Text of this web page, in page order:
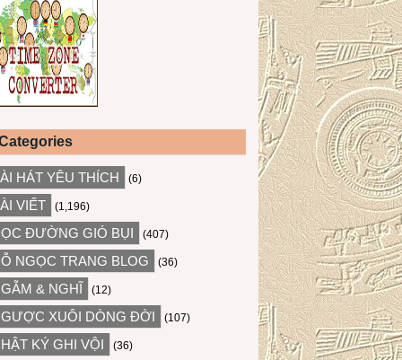
HÁT YÊU THÍCH (6)
VIẾT (1,196)
ĐƯỜNG GIÓ BỤI (407)
NGỌC TRANG BLOG (36)
& NGHĨ (12)
XUÔI DÒNG ĐỜI (107)
KÝ GHI VỘI (36)